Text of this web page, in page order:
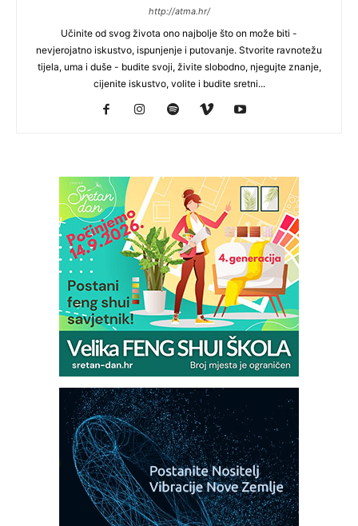
http://atma.hr/
Učinite od svog života ono najbolje što on može biti -
nevjerojatno iskustvo, ispunjenje i putovanje. Stvorite ravnotežu
tijela, uma i duše - budite svoji, živite slobodno, njegujte znanje,
cijenite iskustvo, volite i budite sretni...